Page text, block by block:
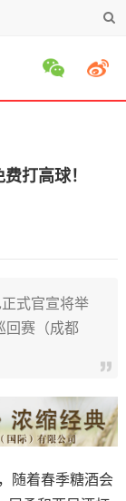
打高球！
式官宣将举
回赛（成都
随着春季糖酒会